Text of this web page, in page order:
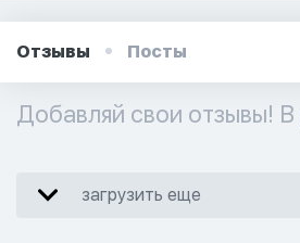
Отзывы Посты
Добавляй свои отзывы! В
загрузить еще